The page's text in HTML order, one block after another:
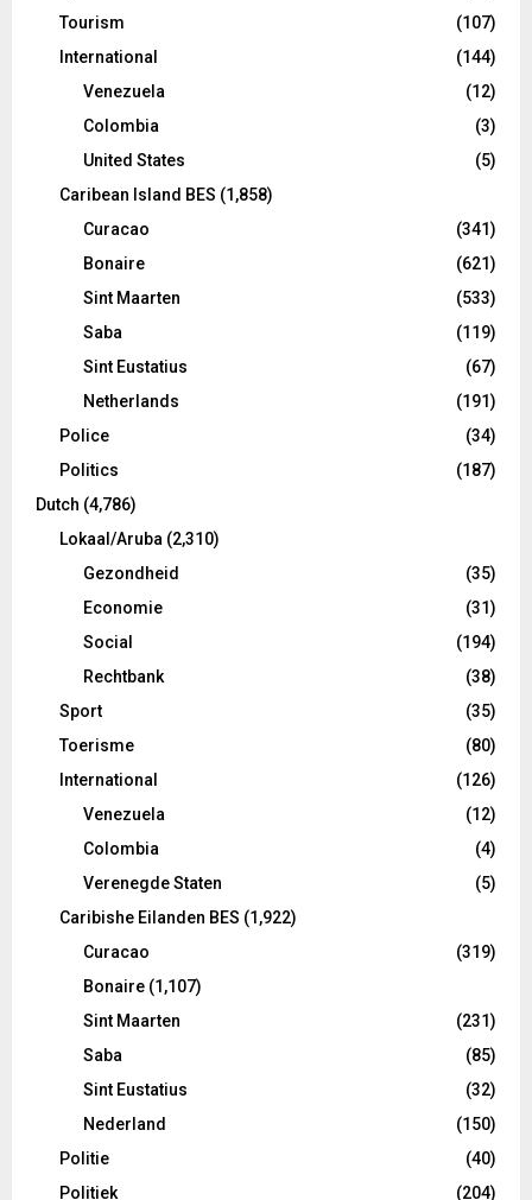
Tourism
(107)
International
(144)
Venezuela
(12)
Colombia
(3)
United States
(5)
Caribean Island BES (1,858)
Curacao
(341)
Bonaire
(621)
Sint Maarten
(533)
Saba
(119)
Sint Eustatius
(67)
Netherlands
(191)
Police
(34)
Politics
(187)
Dutch (4,786)
Lokaal/Aruba (2,310)
Gezondheid
(35)
Economie
(31)
Social
(194)
Rechtbank
(38)
Sport
(35)
Toerisme
(80)
International
(126)
Venezuela
(12)
Colombia
(4)
Verenegde Staten
(5)
Caribishe Eilanden BES (1,922)
Curacao
(319)
Bonaire (1,107)
Sint Maarten
(231)
Saba
(85)
Sint Eustatius
(32)
Nederland
(150)
Politie
(40)
Politiek
(204)